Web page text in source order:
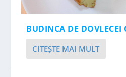
BUDINCA DE DOVLECEI
CITEŞTE MAI MULT